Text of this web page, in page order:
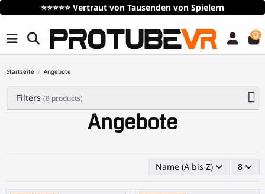
⭐⭐⭐⭐⭐ Vertraut von Tausenden von Spielern
0
Startseite Angebote
Angebote
Name (A bis Z) 8
Filters (8 products)